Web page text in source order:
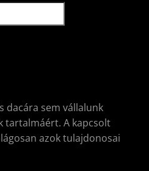
dacára sem vállalunk
tartalmáért. A kapcsolt
azok tulajdonosai